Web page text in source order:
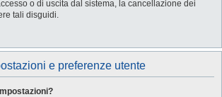
o di uscita dal sistema, la cancellazione dei
tali disguidi.
e preferenze utente